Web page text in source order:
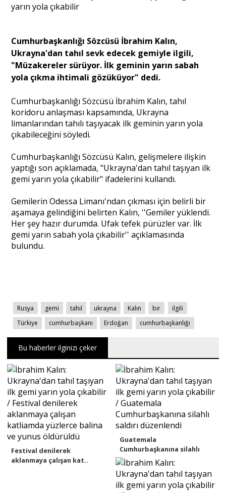
Dünya
Söyleşi
Yazı Dizisi
Yazarlar
Dosya Haber
Ankara Analiz
Cumhurbaşkanlığı Sözcüsü İbrahim Kalın,
Ukrayna'dan tahıl sevk edecek gemiyle ilgili,
"Müzakereler sürüyor. İlk geminin yarın sabah
yola çıkma ihtimali gözüküyor" dedi.
Cumhurbaşkanlığı Sözcüsü İbrahim Kalın, tahıl
koridoru anlaşması kapsamında, Ukrayna
limanlarından tahılı taşıyacak ilk geminin yarın yola
çıkabileceğini söyledi.
Cumhurbaşkanlığı Sözcüsü Kalın, gelişmelere ilişkin
yaptığı son açıklamada, "Ukrayna'dan tahıl taşıyan ilk
gemi yarın yola çıkabilir" ifadelerini kullandı.
Gemilerin Odessa Limanı'ndan çıkması için belirli bir
aşamaya gelindiğini belirten Kalın, ''Gemiler yüklendi.
Her şey hazır durumda. Ufak tefek pürüzler var. İlk
gemi yarın sabah yola çıkabilir'' açıklamasında
bulundu.
Rusya gemi tahıl ukrayna Kalın bir
ilgili
Türkiye
cumhurbaşkanı Erdoğan cumhurbaşkanlığı
Bu haberler ilginizi çeker
Festival denilerek
aklanmaya çalışan kat..
Guatemala
Cumhurbaşkanına silahlı
saldır..